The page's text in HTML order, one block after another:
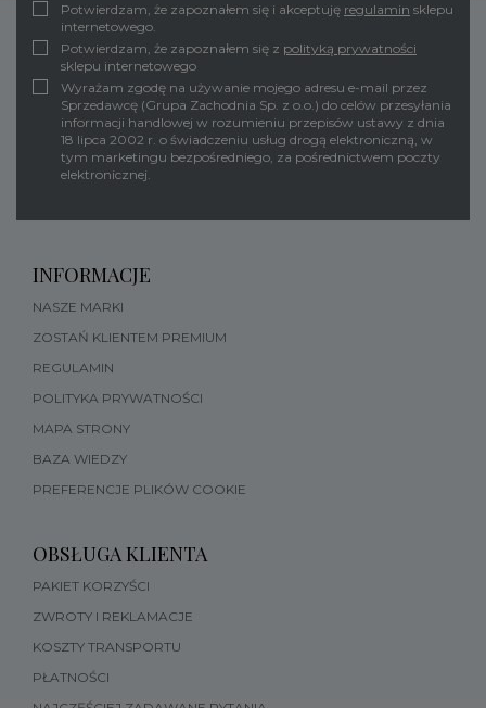
Potwierdzam, że zapoznałem się i akceptuję regulamin sklepu
internetowego.
Potwierdzam, że zapoznałem się z polityką prywatności
sklepu internetowego
Wyrażam zgodę na używanie mojego adresu e-mail przez
Sprzedawcę (Grupa Zachodnia Sp. z o.o.) do celów przesyłania
informacji handlowej w rozumieniu przepisów ustawy z dnia
18 lipca 2002 r. o świadczeniu usług drogą elektroniczną, w
tym marketingu bezpośredniego, za pośrednictwem poczty
elektronicznej.
INFORMACJE
NASZE MARKI
ZOSTAŃ KLIENTEM PREMIUM
REGULAMIN
POLITYKA PRYWATNOŚCI
MAPA STRONY
BAZA WIEDZY
PREFERENCJE PLIKÓW COOKIE
OBSŁUGA KLIENTA
PAKIET KORZYŚCI
ZWROTY I REKLAMACJE
KOSZTY TRANSPORTU
PŁATNOŚCI